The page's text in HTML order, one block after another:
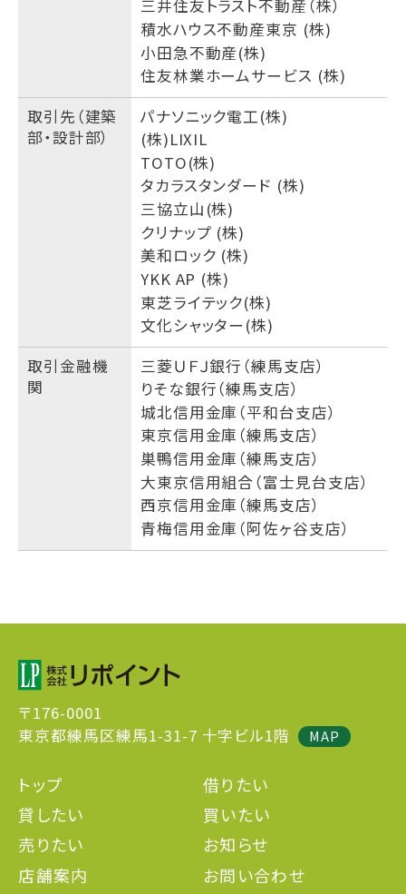
三井住友トラスト不動産（株）
積水ハウス不動産東京 (株)
小田急不動産(株)
住友林業ホームサービス (株)
取引先（建築
部・設計部）
パナソニック電工(株)
(株)LIXIL
TOTO(株)
タカラスタンダード (株)
三協立山(株)
クリナップ (株)
美和ロック (株)
YKK AP (株)
東芝ライテック(株)
文化シャッター(株)
取引金融機
関
三菱ＵＦＪ銀行（練馬支店）
りそな銀行（練馬支店）
城北信用金庫（平和台支店）
東京信用金庫（練馬支店）
巣鴨信用金庫（練馬支店）
大東京信用組合（富士見台支店）
西京信用金庫（練馬支店）
青梅信用金庫（阿佐ヶ谷支店）
〒176-0001
東京都練馬区練馬1-31-7 十字ビル1階
MAP
トップ
借りたい
貸したい
買いたい
売りたい
お知らせ
店舗案内
お問い合わせ